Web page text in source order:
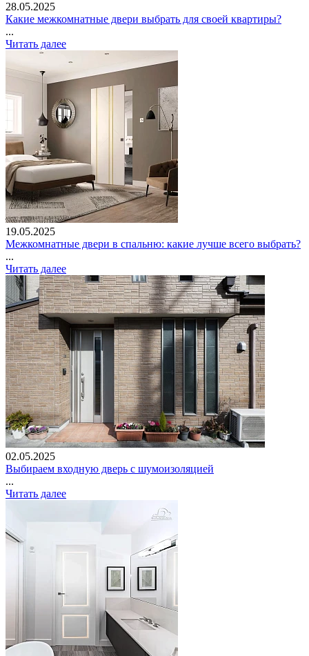
28.05.2025
Какие межкомнатные двери выбрать для своей квартиры?
...
Читать далее
19.05.2025
Межкомнатные двери в спальню: какие лучше всего выбрать?
...
Читать далее
02.05.2025
Выбираем входную дверь с шумоизоляцией
...
Читать далее